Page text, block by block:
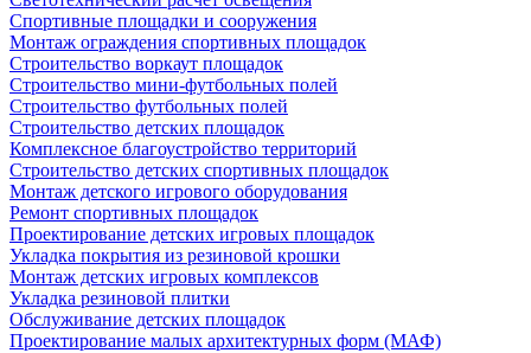
Спортивные площадки и сооружения
Монтаж ограждения спортивных площадок
Строительство воркаут площадок
Строительство мини-футбольных полей
Строительство футбольных полей
Строительство детских площадок
Комплексное благоустройство территорий
Строительство детских спортивных площадок
Монтаж детского игрового оборудования
Ремонт спортивных площадок
Проектирование детских игровых площадок
Укладка покрытия из резиновой крошки
Монтаж детских игровых комплексов
Укладка резиновой плитки
Обслуживание детских площадок
Проектирование малых архитектурных форм (МАФ)